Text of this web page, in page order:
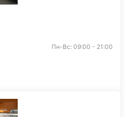
Пн-Вс: 09:00 - 21:00